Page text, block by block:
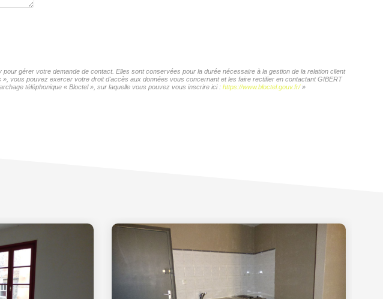
gérer votre demande de contact. Elles sont conservées pour la durée nécessaire à la gestion de la relation client
vous pouvez exercer votre droit d'accès aux données vous concernant et les faire rectifier en contactant GIBERT
téléphonique « Bloctel », sur laquelle vous pouvez vous inscrire ici : https://www.bloctel.gouv.fr/»